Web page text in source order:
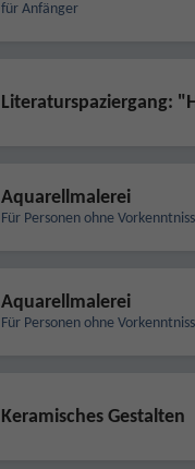
für Anfänger
Literaturspaziergang:
Aquarellmalerei
Für Personen ohne
Aquarellmalerei
Für Personen ohne
Keramisches Gestalten